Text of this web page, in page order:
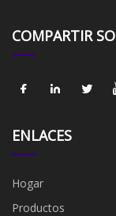
COMPARTIR
ENLACES
Hogar
Productos